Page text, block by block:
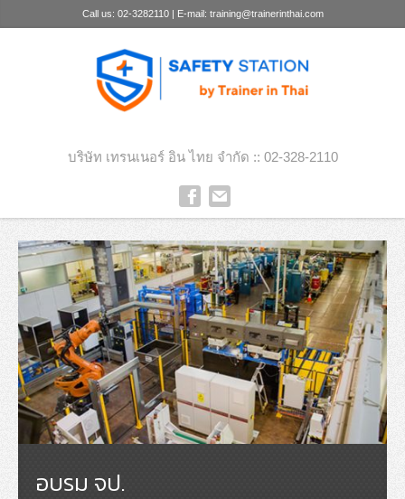
Call us: 02-3282110 | E-mail: training@trainerinthai.com
บริษัท เทรนเนอร์ อิน ไทย จำกัด :: 02-328-2110
อบรม จป.